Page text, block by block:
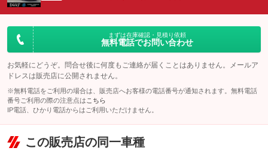
まずは在庫確認・見積り依頼
無料電話でお問い合わせ
お気軽にどうぞ。問合せ後に何度もご連絡が届くことはありません。メールア
ドレスは販売店に公開されません。
※無料電話をご利用の場合は、販売店へお客様の電話番号が通知されます。無料電話
番号ご利用の際の注意点は こちら
IP電話、ひかり電話からはご利用いただけません。
この販売店の同一車種